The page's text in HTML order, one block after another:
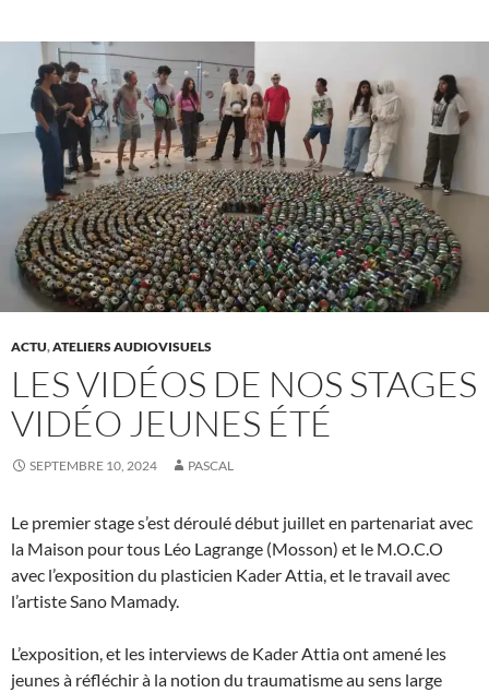
ACTU,ATELIERS AUDIOVISUELS
LES VIDÉOS DE NOS STAGES
VIDÉO JEUNES ÉTÉ
SEPTEMBRE 10, 2024 PASCAL
Le premier stage s’est déroulé début juillet en partenariat avec
la Maison pour tous Léo Lagrange (Mosson) et le M.O.C.O
avec l’exposition du plasticien Kader Attia, et le travail avec
l’artiste Sano Mamady.
L’exposition, et les interviews de Kader Attia ont amené les
jeunes à réfléchir à la notion du traumatisme au sens large